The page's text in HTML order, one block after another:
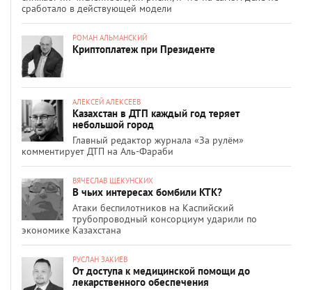
сработало в действующей модели
РОМАН АЛЬМАНСКИЙ
Криптоплатеж при Президенте
АЛЕКСЕЙ АЛЕКСЕЕВ
Казахстан в ДТП каждый год теряет
небольшой город
Главный редактор журнала «За рулём»
комментирует ДТП на Аль-Фараби
ВЯЧЕСЛАВ ЩЕКУНСКИХ
В чьих интересах бомбили КТК?
Атаки беспилотников на Каспийский
трубопроводный консорциум ударили по
экономике Казахстана
РУСЛАН ЗАКИЕВ
От доступа к медицинской помощи до
лекарственного обеспечения